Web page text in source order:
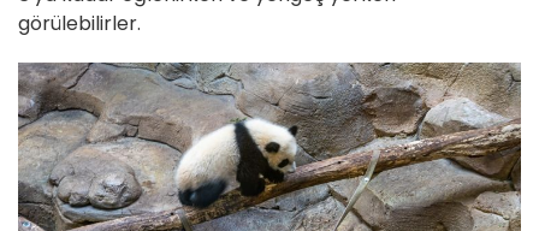
görülebilirler.